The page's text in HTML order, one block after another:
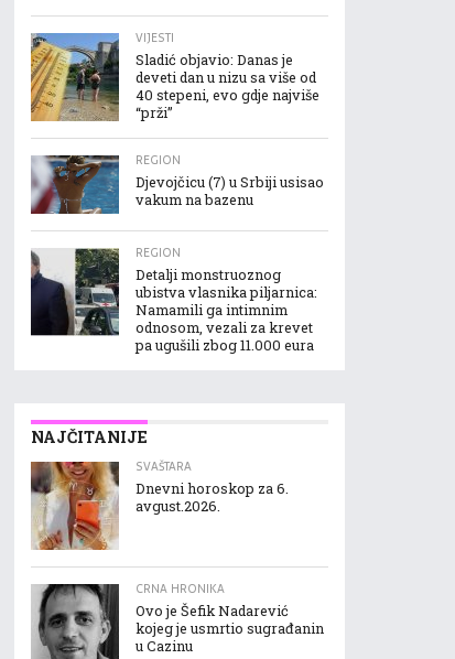
VIJESTI
Sladić objavio: Danas je
deveti dan u nizu sa više od
40 stepeni, evo gdje najviše
“prži”
REGION
Djevojčicu (7) u Srbiji usisao
vakum na bazenu
REGION
Detalji monstruoznog
ubistva vlasnika piljarnica:
Namamili ga intimnim
odnosom, vezali za krevet
pa ugušili zbog 11.000 eura
NAJČITANIJE
SVAŠTARA
Dnevni horoskop za 6.
avgust.2026.
CRNA HRONIKA
Ovo je Šefik Nadarević
kojeg je usmrtio sugrađanin
u Cazinu